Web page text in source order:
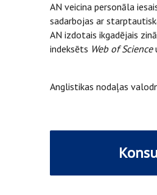
AN veicina personāla
sadarbojas ar
AN izdotais ikgadējais
indeksēts Web of Science
Anglistikas nodaļas